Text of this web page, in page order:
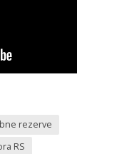
rezerve
RS